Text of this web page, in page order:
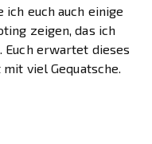
ich euch auch einige
zeigen, das ich
Euch erwartet dieses
viel Gequatsche.